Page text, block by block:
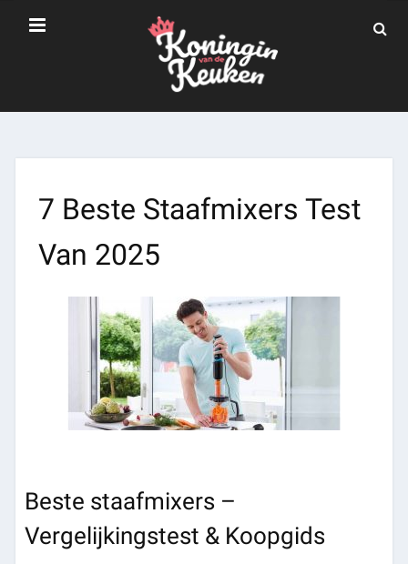
7 Beste Staafmixers Test
Van 2025
Beste staafmixers –
Vergelijkingstest & Koopgids